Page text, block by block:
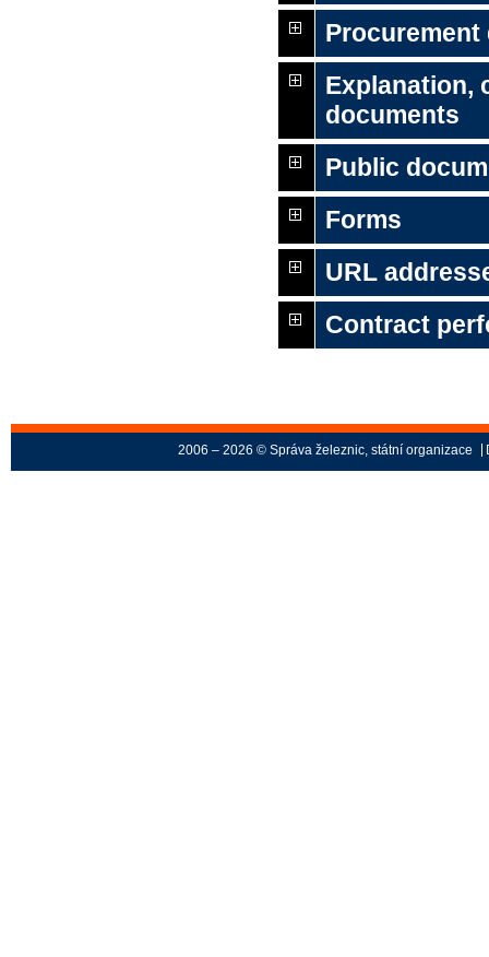
Explanation,
documents
Public
Forms
URL
Contract
2006 – 2026 © Správa železnic, státní organizace